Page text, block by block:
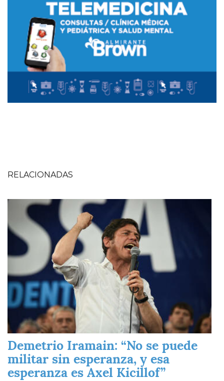
RELACIONADAS
Imagen
Demetrio Iramain: “No se puede
militar sin esperanza, y esa
esperanza es Axel Kicillof”